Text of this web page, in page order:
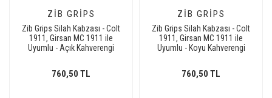
ZIB GRIPS
Zib Grips Silah Kabzası - Colt
1911, Girsan MC 1911 ile
Uyumlu - Açık Kahverengi
760,50 TL
ZIB GRIPS
Zib Grips Silah Kabzası - Colt
1911, Girsan MC 1911 ile
Uyumlu - Koyu Kahverengi
760,50 TL